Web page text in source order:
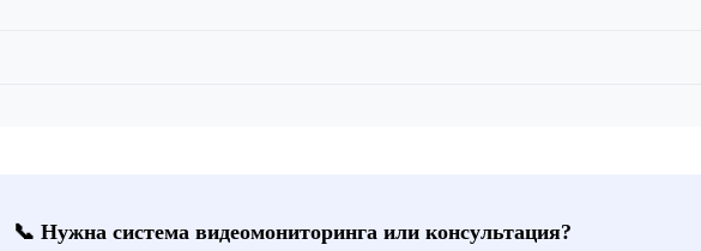
📞 Нужна система видеомониторинга или консультация?